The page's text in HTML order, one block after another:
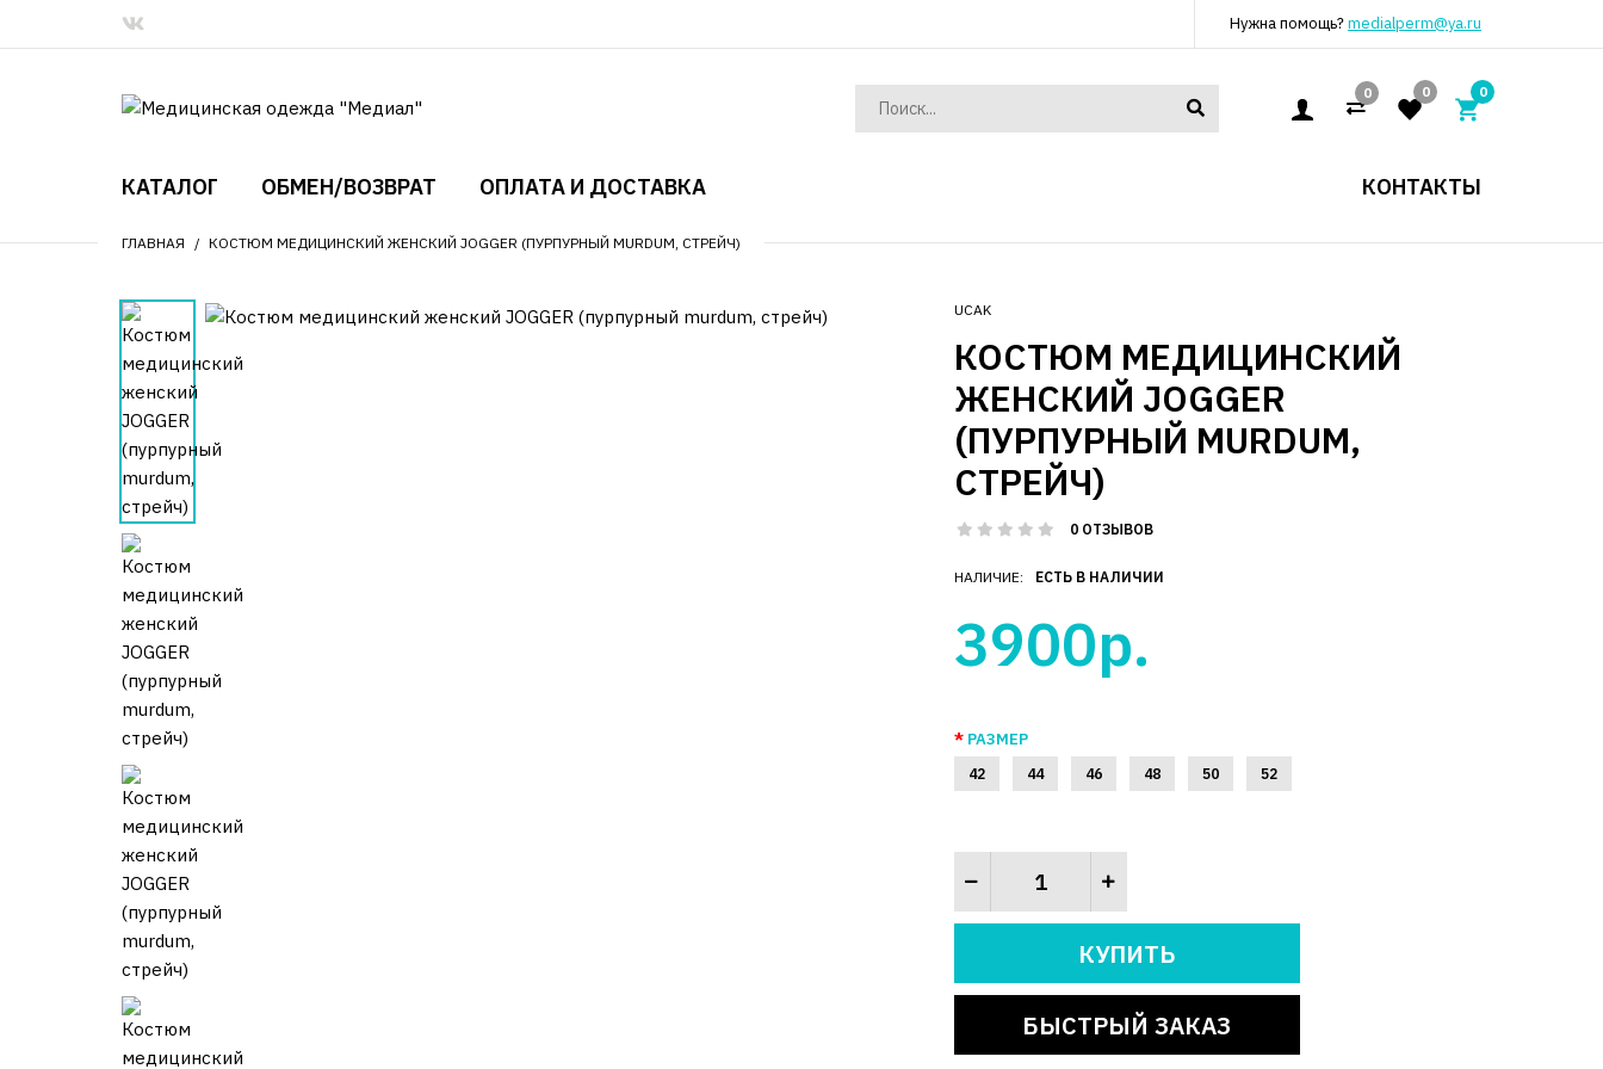
Нужна помощь?medialperm@ya.ru
0 0 0
КАТАЛОГ ОБМЕН/ВОЗВРАТ ОПЛАТА И ДОСТАВКА КОНТАКТЫ
ГЛАВНАЯ КОСТЮМ МЕДИЦИНСКИЙ ЖЕНСКИЙ JOGGER (ПУРПУРНЫЙ MURDUM, СТРЕЙЧ)
UCAK
КОСТЮМ МЕДИЦИНСКИЙ
ЖЕНСКИЙ JOGGER
(ПУРПУРНЫЙ MURDUM,
СТРЕЙЧ)
0 ОТЗЫВОВ
НАЛИЧИЕ: ЕСТЬ В НАЛИЧИИ
3900р.
РАЗМЕР
42 44 46 48 50 52
БЫСТРЫЙ ЗАКАЗ